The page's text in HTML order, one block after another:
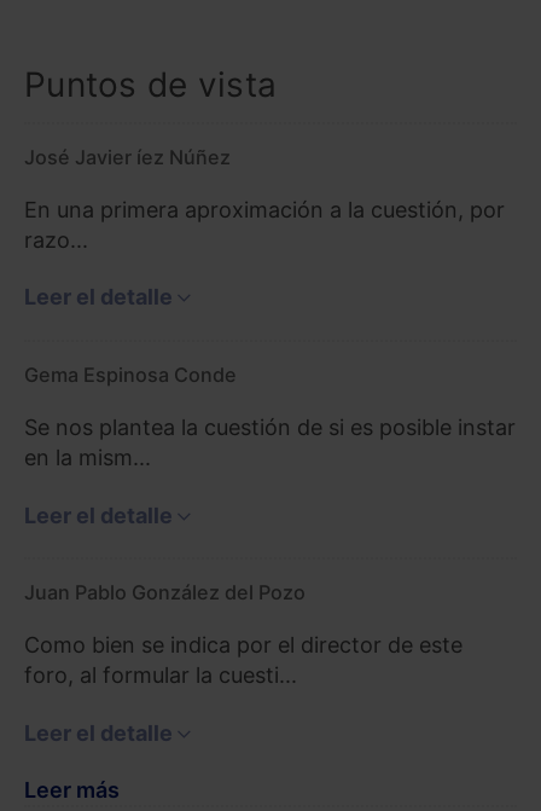
Puntos de vista
José Javier íez Núñez
En una primera aproximación a la cuestión, por
razo...
Leer el detalle
Gema Espinosa Conde
Se nos plantea la cuestión de si es posible instar
en la mism...
Leer el detalle
Juan Pablo González del Pozo
Como bien se indica por el director de este
foro, al formular la cuesti...
Leer el detalle
Leer más